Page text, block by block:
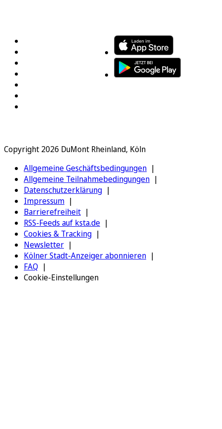
Copyright 2026 DuMont Rheinland, Köln
Allgemeine Geschäftsbedingungen
Allgemeine Teilnahmebedingungen
Datenschutzerklärung
Impressum
Barrierefreiheit
RSS-Feeds auf ksta.de
Cookies & Tracking
Newsletter
Kölner Stadt-Anzeiger abonnieren
FAQ
Cookie-Einstellungen